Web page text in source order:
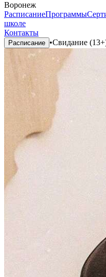
Воронеж
РасписаниеПрограммы
школе
Контакты
Расписание •Свидание